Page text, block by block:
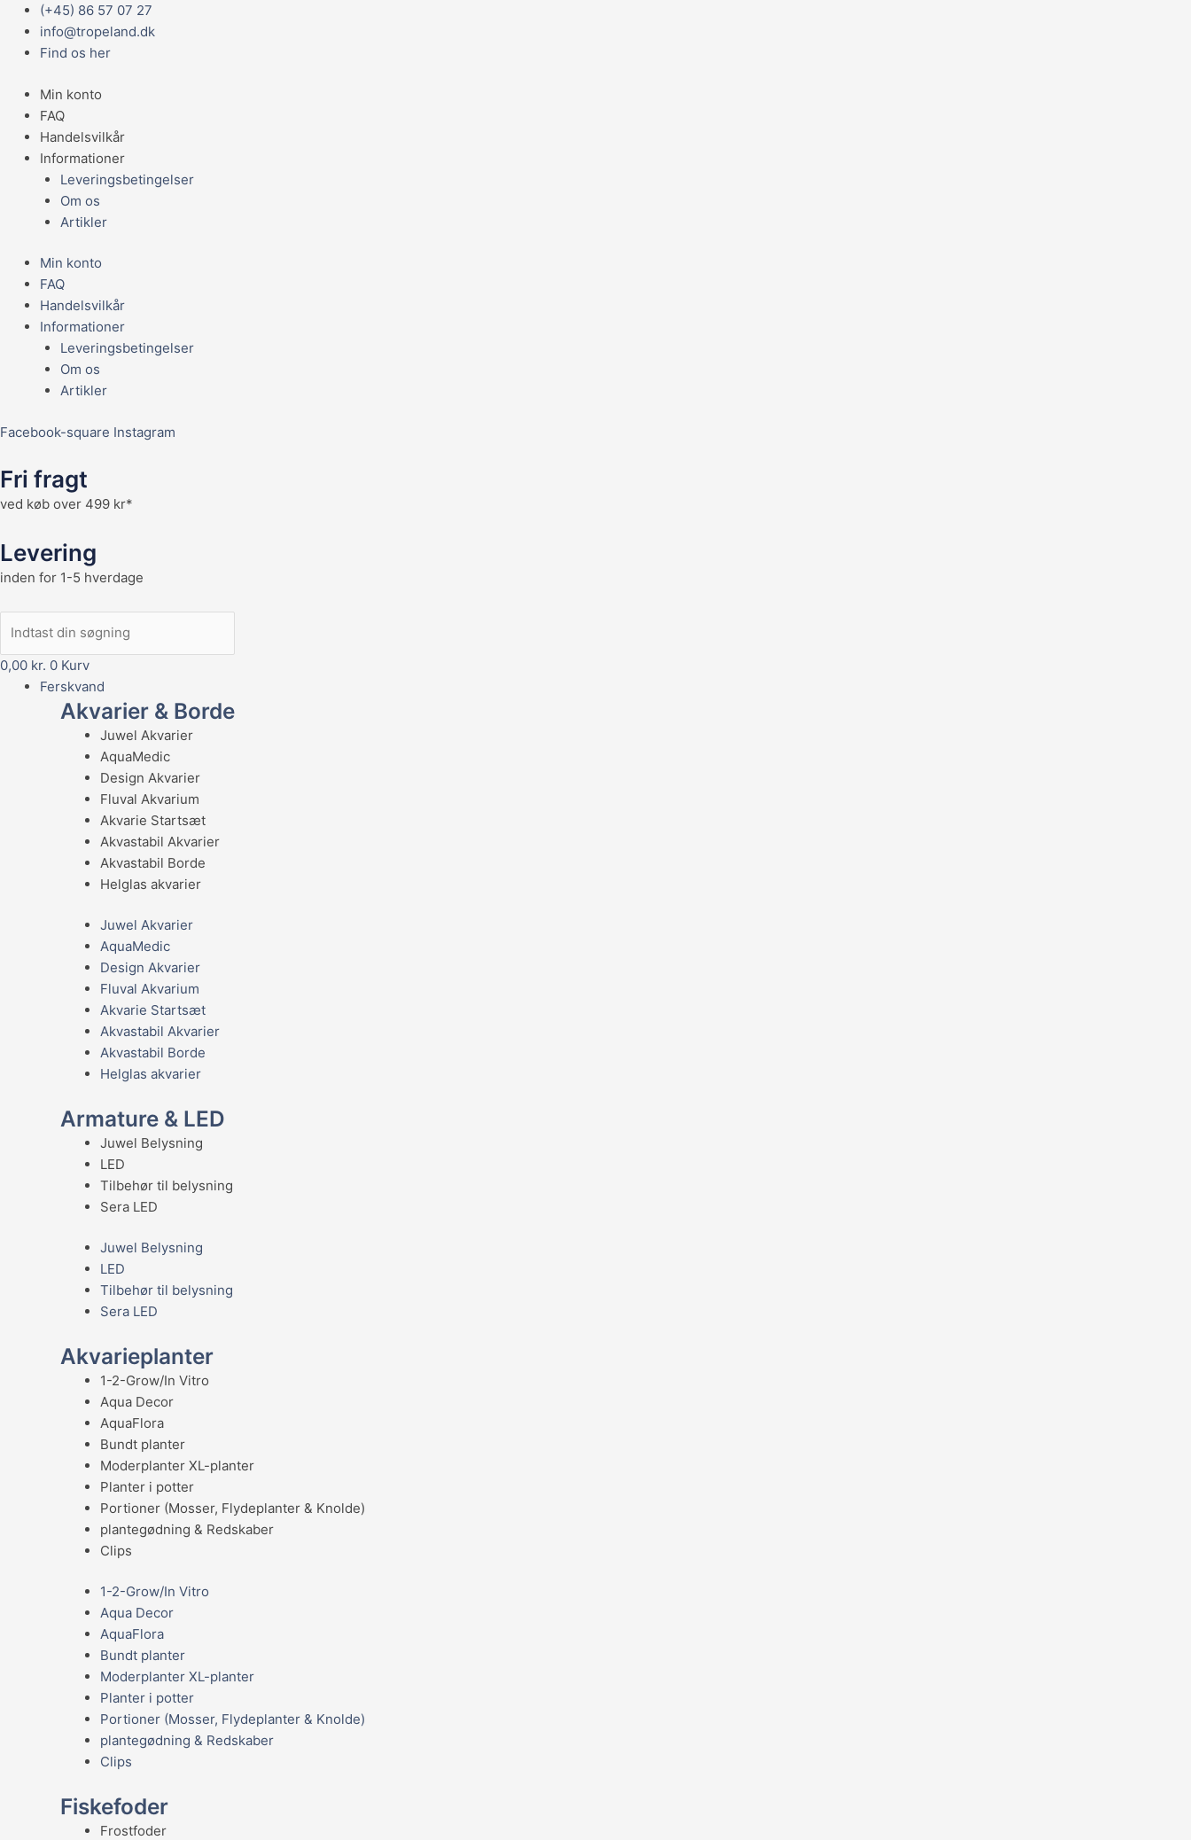
indholdet
(+45) 86 57 07 27
info@tropeland.dk
Find os her
Min konto
FAQ
Handelsvilkår
Informationer
Leveringsbetingelser
Om os
Artikler
Min konto
FAQ
Handelsvilkår
Informationer
Leveringsbetingelser
Om os
Artikler
Facebook-square Instagram
Fri fragt
ved køb over 499 kr*
Levering
inden for 1-5 hverdage
0,00 kr. 0 Kurv
Main
Menu
Ferskvand
Akvarier & Borde
Juwel Akvarier
AquaMedic
Design Akvarier
Fluval Akvarium
Akvarie Startsæt
Akvastabil Akvarier
Akvastabil Borde
Helglas akvarier
Juwel Akvarier
AquaMedic
Design Akvarier
Fluval Akvarium
Akvarie Startsæt
Akvastabil Akvarier
Akvastabil Borde
Helglas akvarier
Armature & LED
Juwel Belysning
LED
Tilbehør til belysning
Sera LED
Juwel Belysning
LED
Tilbehør til belysning
Sera LED
Akvarieplanter
1-2-Grow/In Vitro
Aqua Decor
AquaFlora
Bundt planter
Moderplanter XL-planter
Planter i potter
Portioner (Mosser, Flydeplanter & Knolde)
plantegødning & Redskaber
Clips
1-2-Grow/In Vitro
Aqua Decor
AquaFlora
Bundt planter
Moderplanter XL-planter
Planter i potter
Portioner (Mosser, Flydeplanter & Knolde)
plantegødning & Redskaber
Clips
Fiskefoder
Frostfoder
Guldsøm
cichlide
"Andinoacara
Small
antal